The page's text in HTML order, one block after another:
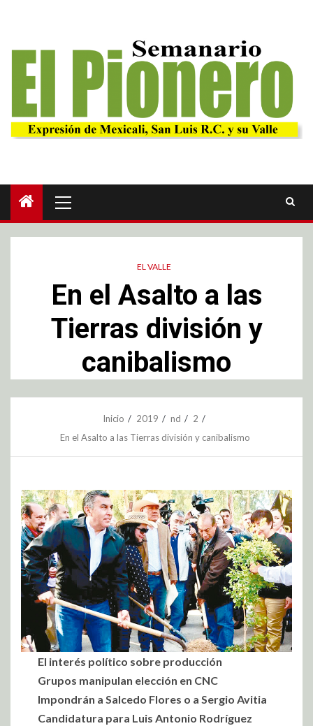
EL VALLE
En el Asalto a las
Tierras división y
canibalismo
Inicio 2019 nd
2
En el Asalto a las Tierras división y canibalismo
El interés político sobre producción
Grupos manipulan elección en CNC
Impondrán a Salcedo Flores o a Sergio Avitia
Candidatura para Luis Antonio Rodríguez